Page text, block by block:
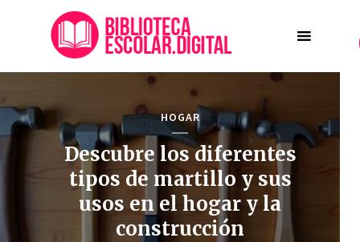
HOGAR
Descubre los diferentes
tipos de martillo y sus
usos en el hogar y la
construcción